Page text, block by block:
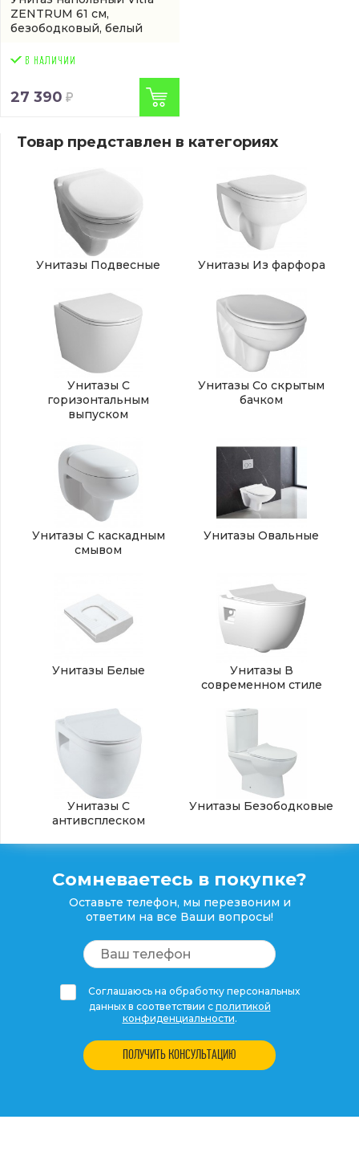
ZENTRUM 61 см,
безободковый, белый
27 390
Товар представлен в категориях
Унитазы Подвесные Унитазы Из фарфора
Унитазы С
горизонтальным
выпуском
Унитазы Со скрытым
бачком
Унитазы С каскадным
смывом
Унитазы Овальные
Унитазы Белые
Унитазы В
современном стиле
Унитазы С
антивсплеском
Унитазы Безободковые
Сомневаетесь в покупке?
Оставьте телефон, мы перезвоним и
ответим на все Ваши вопросы!
Соглашаюсь на обработку персональных
данных в соответствии с политикой
конфиденциальности.
ПОЛУЧИТЬ КОНСУЛЬТАЦИЮ